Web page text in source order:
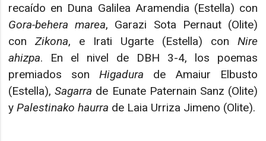
recaído en Duna Galilea Aramendia (Estella) con
Gora-behera marea, Garazi Sota Pernaut (Olite)
conZikona, e Irati Ugarte (Estella) con Nire
ahizpa. En el nivel de DBH 3-4, los poemas
premiados sonHigadura de Amaiur Elbusto
(Estella),Sagarra de Eunate Paternain Sanz (Olite)
yPalestinako haurra de Laia Urriza Jimeno (Olite).